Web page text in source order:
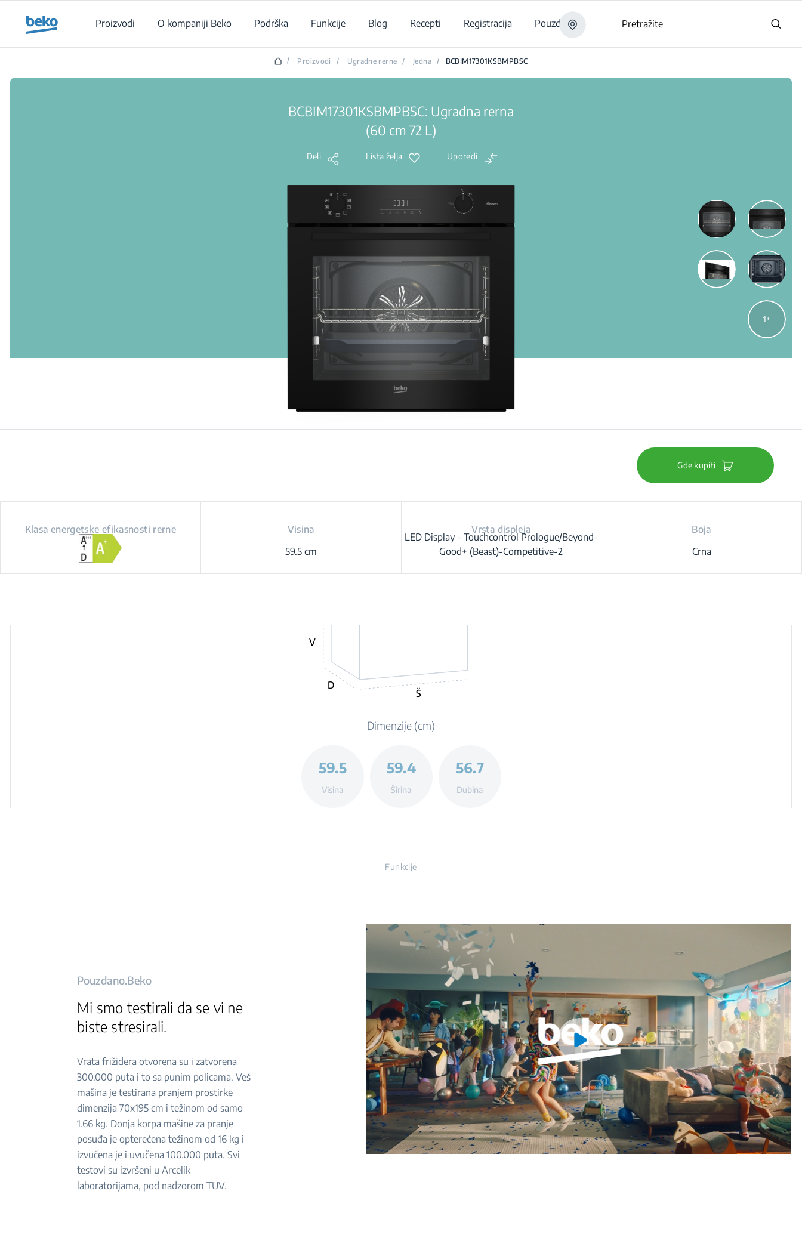
Proizvodi
O kompaniji Beko Podrška Funkcije Blog Recepti Registracija Pouzdano Pretražite
/ Proizvodi / Ugradne rerne / Jedna / BCBIM17301KSBMPBSC
BCBIM17301KSBMPBSC: Ugradna rerna
(60 cm 72 L)
Deli Lista želja Uporedi
1
Gde kupiti
Klasa energetske efikasnosti rerne
Visina
59.5 cm
Vrsta displeja
LED Display - Touchcontrol Prologue/Beyond-
Good+ (Beast)-Competitive-2
Boja
Crna
V
D
Š
Dimenzije (cm)
59.5
Visina
59.4
Širina
56.7
Dubina
Funkcije
Pouzdano.Beko
Mi smo testirali da se vi ne
biste stresirali.
Vrata frižidera otvorena su i zatvorena
300.000 puta i to sa punim policama. Veš
mašina je testirana pranjem prostirke
dimenzija 70x195 cm i težinom od samo
1.66 kg. Donja korpa mašine za pranje
posuđa je opterećena težinom od 16 kg i
izvučena je i uvučena 100.000 puta. Svi
testovi su izvršeni u Arcelik
laboratorijama, pod nadzorom TUV.